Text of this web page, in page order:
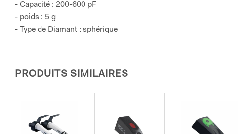
- Capacité : 200-600 pF
- poids : 5 g
- Type de Diamant : sphérique
PRODUITS SIMILAIRES